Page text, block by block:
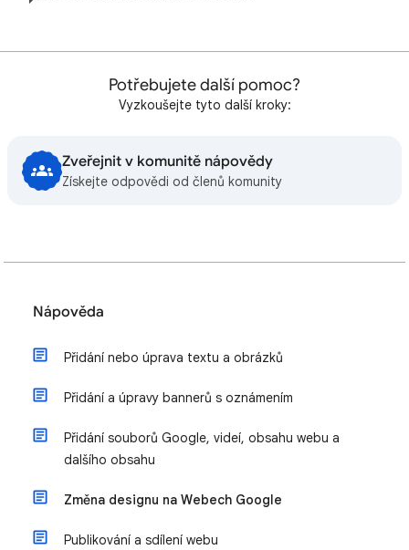
Potřebujete další pomoc?
Vyzkoušejte tyto další kroky:
Zveřejnit v komunitě nápovědy
Získejte odpovědi od členů komunity
Nápověda
Přidání nebo úprava textu a obrázků
Přidání a úpravy bannerů s oznámením
Přidání souborů Google, videí, obsahu webu a
dalšího obsahu
Změna designu na Webech Google
Publikování a sdílení webu